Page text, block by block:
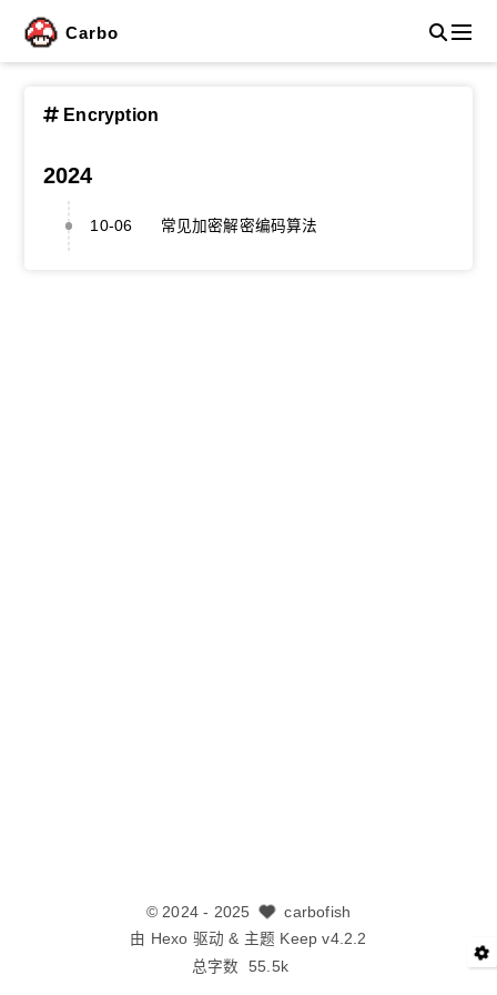
Carbo
Encryption
2024
10-06 常见加密解密编码算法
© 2024- 2025
carbofish
由 Hexo 驱动 & 主题 Keep v4.2.2
总字数
55.5k